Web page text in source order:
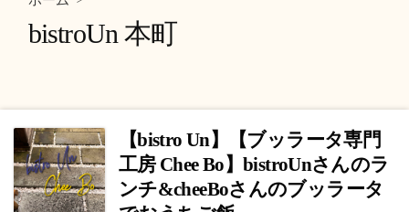
bistroUn 本町
【bistro Un】【ブッラータ専門
工房 Chee Bo】bistroUnさんのラ
ンチ&cheeBoさんのブッラータ